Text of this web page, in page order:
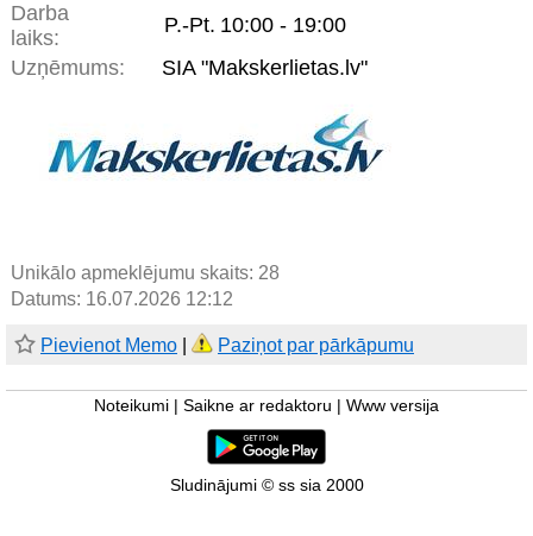
Darba
laiks:
P.-Pt. 10:00 - 19:00
Uzņēmums:
SIA "Makskerlietas.lv"
Unikālo apmeklējumu skaits: 28
Datums: 16.07.2026 12:12
Pievienot Memo Paziņot par pārkāpumu
Noteikumi Saikne ar redaktoru Www versija
Sludinājumi © ss sia 2000